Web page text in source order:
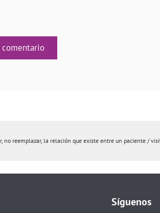
comentario
no reemplazar, la relación que existe entre un paciente /
Síguenos